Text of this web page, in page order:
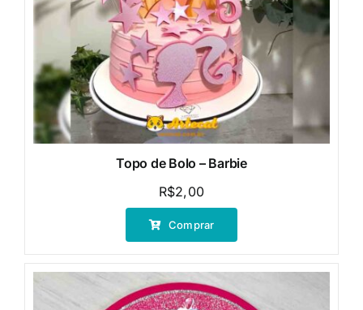
Topo de Bolo – Barbie
R$2,00
Comprar